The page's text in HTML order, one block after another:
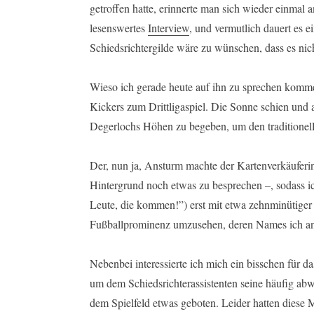
getroffen hatte, erinnerte man sich wieder
lesenswertesInterview, und vermutlich dauert es
Schiedsrichtergilde wäre zu wünschen, dass es
Wieso ich gerade heute auf ihn zu sprechen
Kickers zum Drittligaspiel. Die Sonne schien und
Degerlochs Höhen zu begeben, um den
Der, nun ja, Ansturm machte der
Hintergrund noch etwas zu besprechen –, sodass
Leute, die kommen!”) erst mit etwa
Fußballprominenz umzusehen, deren Names ich
Nebenbei interessierte ich mich ein bisschen für
um dem Schiedsrichterassistenten seine häufig
dem Spielfeld etwas geboten. Leider hatten